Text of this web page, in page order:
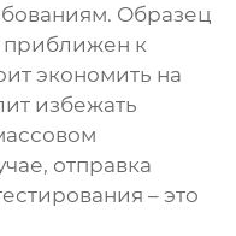
Образец
приближен к
экономить на
избежать
отправка
– это